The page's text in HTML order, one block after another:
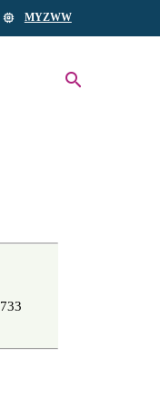
memory MYZWW
search